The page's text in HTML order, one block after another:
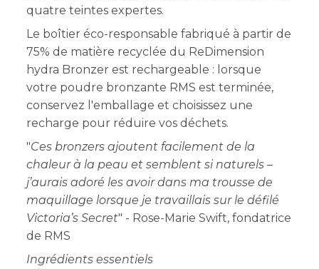
quatre teintes expertes.
Le boîtier éco-responsable fabriqué à partir de
75% de matière recyclée du ReDimension
hydra Bronzer est rechargeable : lorsque
votre poudre bronzante RMS est terminée,
conservez l'emballage et choisissez une
recharge pour réduire vos déchets.
"Ces bronzers ajoutent facilement de la
chaleur à la peau et semblent si naturels –
j’aurais adoré les avoir dans ma trousse de
maquillage lorsque je travaillais sur le défilé
Victoria’s Secret" - Rose-Marie Swift, fondatrice
de RMS
Ingrédients essentiels